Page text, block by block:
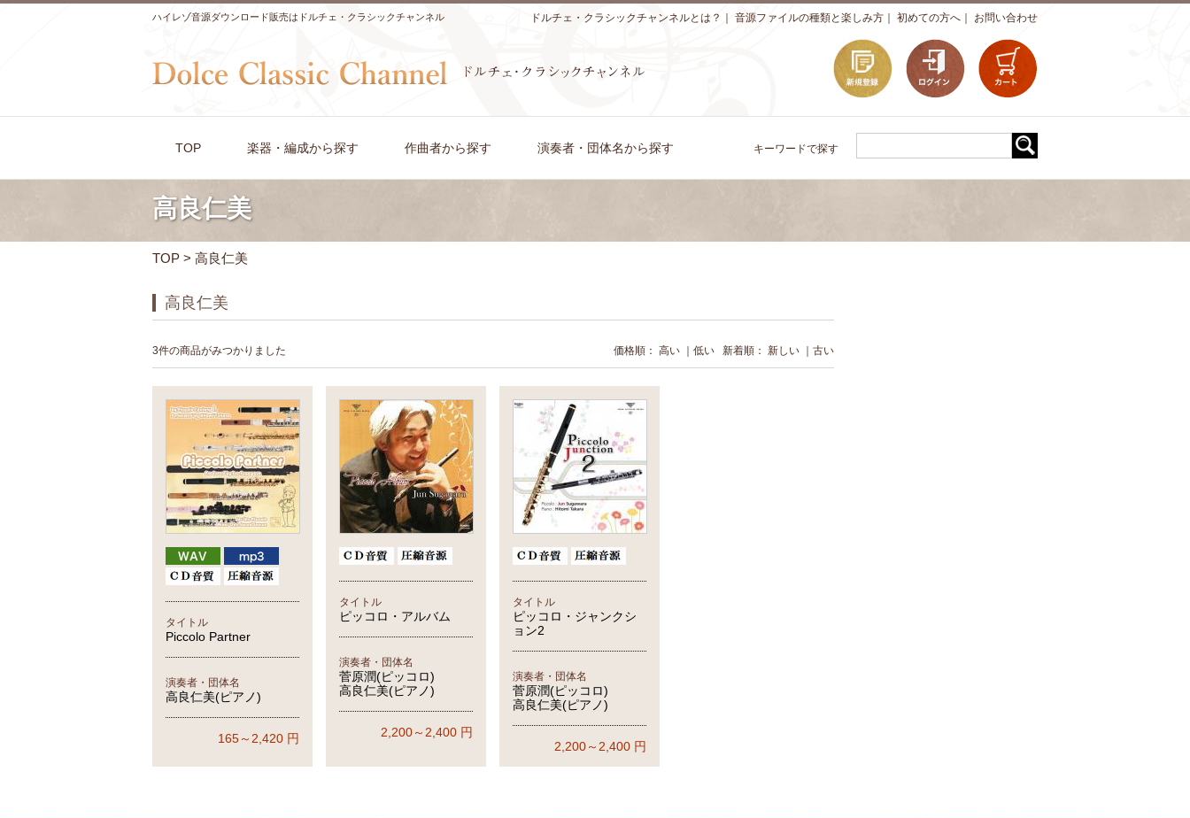
ハイレゾ音源ダウンロード販売はドルチェ・クラシックチャンネル お問い合わせ
初めての方へ
音源ファイルの種類と楽しみ方
ドルチェ・クラシックチャンネルとは？
TOP 楽器・編成から探す 作曲者から探す 演奏者・団体名から探す キーワードで探す
高良仁美
TOP > 高良仁美
高良仁美
3件の商品がみつかりました 価格順： 高い 低い 新着順： 新しい 古い
タイトル
Piccolo Partner
演奏者・団体名
高良仁美(ピアノ)
165～2,420 円
タイトル
ピッコロ・アルバム
演奏者・団体名
菅原潤(ピッコロ)
高良仁美(ピアノ)
2,200～2,400 円
タイトル
ピッコロ・ジャンクシ
ョン2
演奏者・団体名
菅原潤(ピッコロ)
高良仁美(ピアノ)
2,200～2,400 円